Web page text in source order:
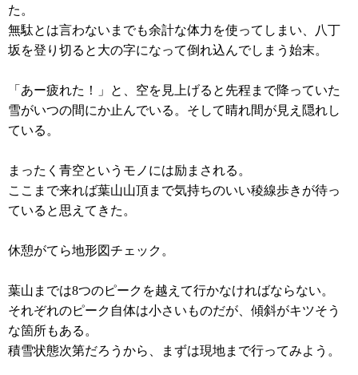
た。
無駄とは言わないまでも余計な体力を使ってしまい、八丁
坂を登り切ると大の字になって倒れ込んでしまう始末。
「あー疲れた！」と、空を見上げると先程まで降っていた
雪がいつの間にか止んでいる。そして晴れ間が見え隠れし
ている。
まったく青空というモノには励まされる。
ここまで来れば葉山山頂まで気持ちのいい稜線歩きが待っ
ていると思えてきた。
休憩がてら地形図チェック。
葉山までは8つのピークを越えて行かなければならない。
それぞれのピーク自体は小さいものだが、傾斜がキツそう
な箇所もある。
積雪状態次第だろうから、まずは現地まで行ってみよう。